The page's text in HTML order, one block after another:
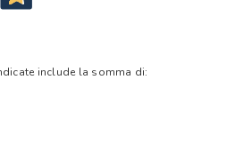
include la somma di: